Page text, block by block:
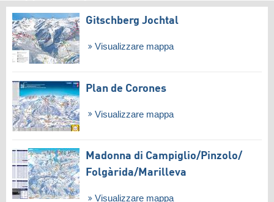
Gitschberg Jochtal
Visualizzare mappa
Plan de Corones
Visualizzare mappa
Madonna di Campiglio/​Pinzolo/​
Folgàrida/​Marilleva
Visualizzare mappa